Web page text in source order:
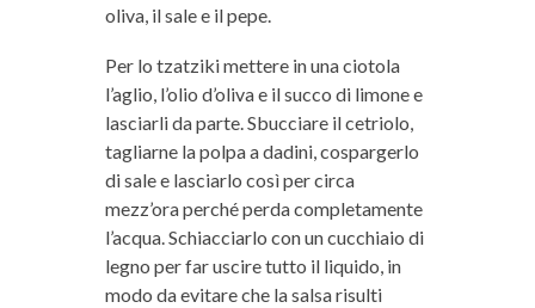
oliva, il sale e il pepe.
Per lo tzatziki mettere in una ciotola
l’aglio, l’olio d’oliva e il succo di limone e
lasciarli da parte. Sbucciare il cetriolo,
tagliarne la polpa a dadini, cospargerlo
di sale e lasciarlo così per circa
mezz’ora perché perda completamente
l’acqua. Schiacciarlo con un cucchiaio di
legno per far uscire tutto il liquido, in
modo da evitare che la salsa risulti